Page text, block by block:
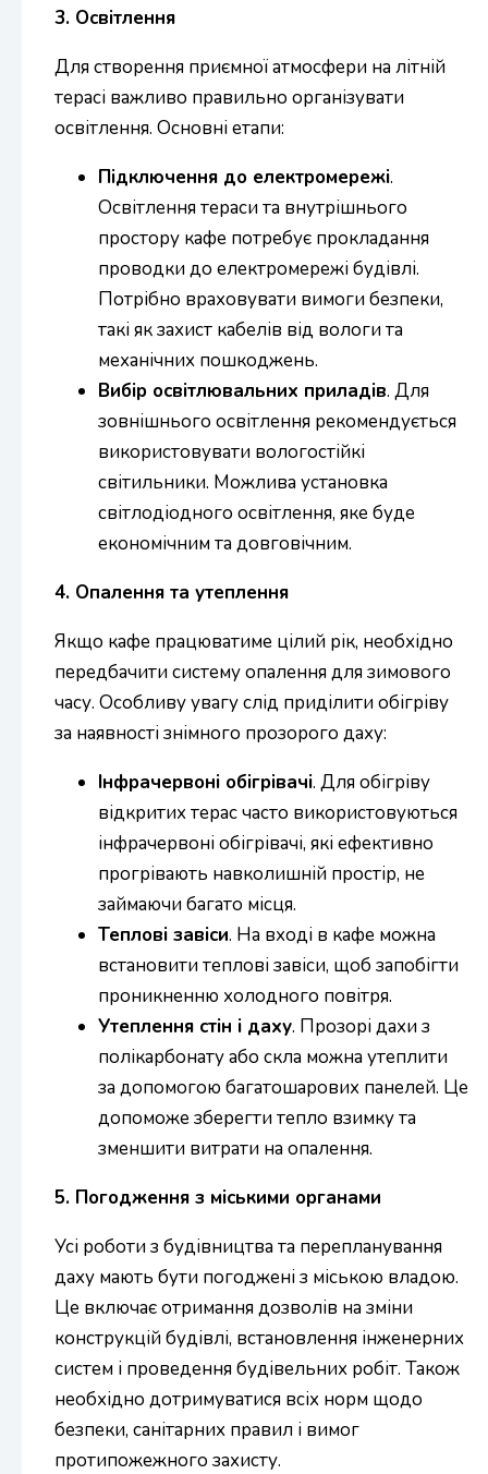
3. Освітлення
Для створення приємної атмосфери на літній
терасі важливо правильно організувати
освітлення. Основні етапи:
Підключення до електромережі.
Освітлення тераси та внутрішнього
простору кафе потребує прокладання
проводки до електромережі будівлі.
Потрібно враховувати вимоги безпеки,
такі як захист кабелів від вологи та
механічних пошкоджень.
Вибір освітлювальних приладів. Для
зовнішнього освітлення рекомендується
використовувати вологостійкі
світильники. Можлива установка
світлодіодного освітлення, яке буде
економічним та довговічним.
4. Опалення та утеплення
Якщо кафе працюватиме цілий рік, необхідно
передбачити систему опалення для зимового
часу. Особливу увагу слід приділити обігріву
за наявності знімного прозорого даху:
Інфрачервоні обігрівачі. Для обігріву
відкритих терас часто використовуються
інфрачервоні обігрівачі, які ефективно
прогрівають навколишній простір, не
займаючи багато місця.
Теплові завіси. На вході в кафе можна
встановити теплові завіси, щоб запобігти
проникненню холодного повітря.
Утеплення стін і даху. Прозорі дахи з
полікарбонату або скла можна утеплити
за допомогою багатошарових панелей. Це
допоможе зберегти тепло взимку та
зменшити витрати на опалення.
5. Погодження з міськими органами
Усі роботи з будівництва та перепланування
даху мають бути погоджені з міською владою.
Це включає отримання дозволів на зміни
конструкцій будівлі, встановлення інженерних
систем і проведення будівельних робіт. Також
необхідно дотримуватися всіх норм щодо
безпеки, санітарних правил і вимог
протипожежного захисту.